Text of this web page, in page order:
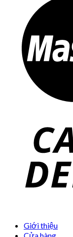
Giới thiệu
Cửa hàng